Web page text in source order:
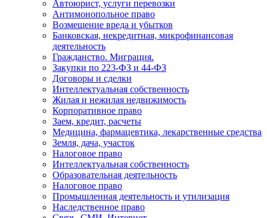
Автоюрист, услуги перевозки
Антимонопольное право
Возмещение вреда и убытков
Банковская, некредитная, микрофинансовая
деятельность
Гражданство. Миграция.
Закупки по 223-ФЗ и 44-ФЗ
Договоры и сделки
Интеллектуальная собственность
Жилая и нежилая недвижимость
Корпоративное право
Заем, кредит, расчеты
Медицина, фармацевтика, лекарственные средства
Земля, дача, участок
Налоговое право
Интеллектуальная собственность
Образовательная деятельность
Налоговое право
Промышленная деятельность и утилизация
Наследственное право